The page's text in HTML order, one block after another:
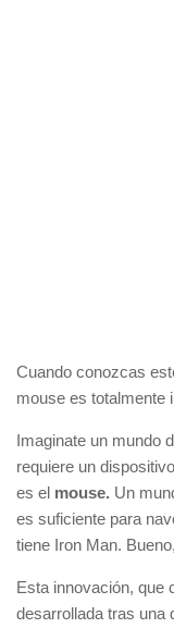
Cuando conozcas
mouse es totalmente
Imaginate un mundo
requiere un
es el mouse. Un
es suficiente para
tiene Iron Man.
Esta innovación, que
desarrollada tras una